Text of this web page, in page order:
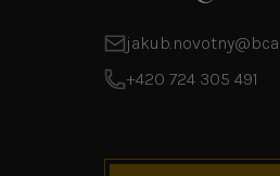
+420 724 305 491